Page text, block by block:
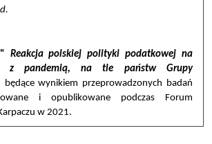
" Reakcja polskiej polityki podatkowej na
z pandemią, na tle państw Grupy
będące wynikiem przeprowadzonych badań
i opublikowane podczas Forum
w 2021.